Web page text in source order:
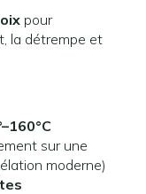
pour
la détrempe et
sur une
moderne)